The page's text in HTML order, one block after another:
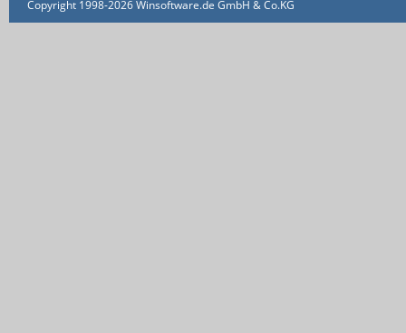
Copyright 1998-2026 Winsoftware.de GmbH & Co.KG